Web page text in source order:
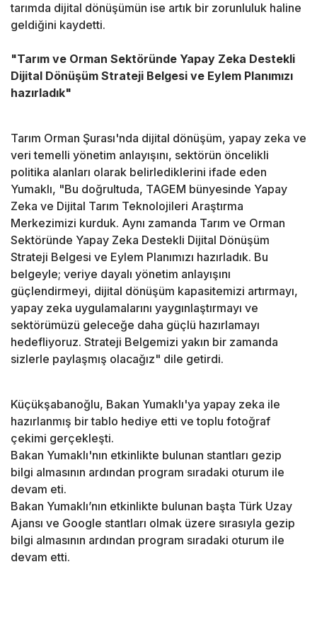
tarımda dijital dönüşümün ise artık bir zorunluluk haline
geldiğini kaydetti.
"Tarım ve Orman Sektöründe Yapay Zeka Destekli
Dijital Dönüşüm Strateji Belgesi ve Eylem Planımızı
hazırladık"
Tarım Orman Şurası'nda dijital dönüşüm, yapay zeka ve
veri temelli yönetim anlayışını, sektörün öncelikli
politika alanları olarak belirlediklerini ifade eden
Yumaklı, "Bu doğrultuda, TAGEM bünyesinde Yapay
Zeka ve Dijital Tarım Teknolojileri Araştırma
Merkezimizi kurduk. Aynı zamanda Tarım ve Orman
Sektöründe Yapay Zeka Destekli Dijital Dönüşüm
Strateji Belgesi ve Eylem Planımızı hazırladık. Bu
belgeyle; veriye dayalı yönetim anlayışını
güçlendirmeyi, dijital dönüşüm kapasitemizi artırmayı,
yapay zeka uygulamalarını yaygınlaştırmayı ve
sektörümüzü geleceğe daha güçlü hazırlamayı
hedefliyoruz. Strateji Belgemizi yakın bir zamanda
sizlerle paylaşmış olacağız" dile getirdi.
Küçükşabanoğlu, Bakan Yumaklı'ya yapay zeka ile
hazırlanmış bir tablo hediye etti ve toplu fotoğraf
çekimi gerçekleşti.
Bakan Yumaklı'nın etkinlikte bulunan stantları gezip
bilgi almasının ardından program sıradaki oturum ile
devam eti.
Bakan Yumaklı’nın etkinlikte bulunan başta Türk Uzay
Ajansı ve Google stantları olmak üzere sırasıyla gezip
bilgi almasının ardından program sıradaki oturum ile
devam etti.